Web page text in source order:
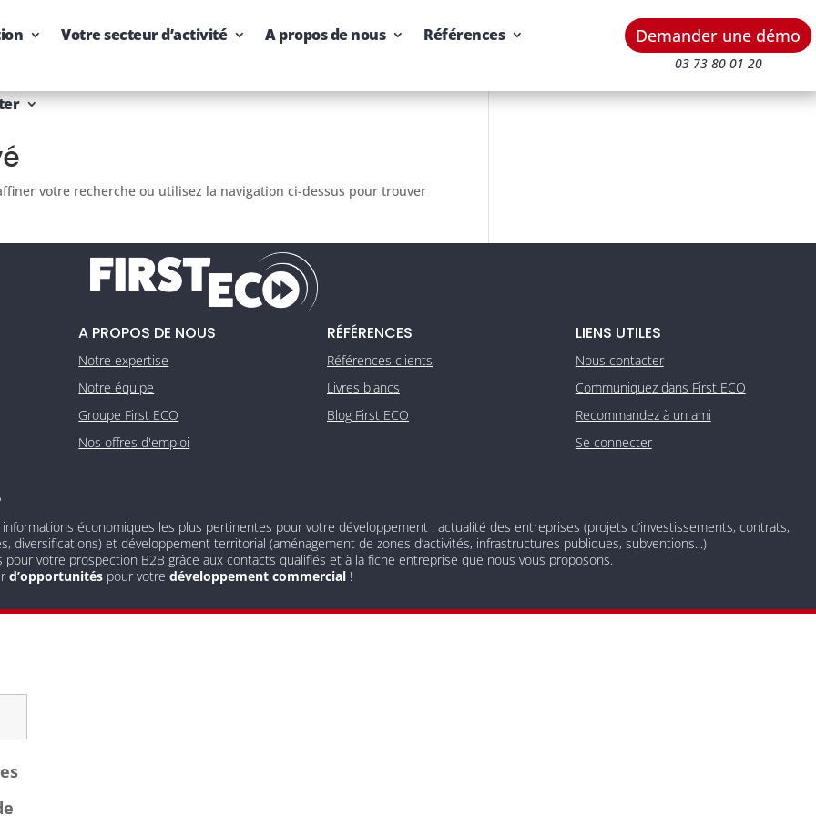
Votre secteur d’activité A propos de nous Références Demander une démo
03 73 80 01 20
votre recherche ou utilisez la navigation ci-dessus pour trouver
A PROPOS DE NOUS
Notre expertise
Notre équipe
Groupe First ECO
Nos offres d'emploi
RÉFÉRENCES
Références clients
Livres blancs
Blog First ECO
LIENS UTILES
Nous contacter
Communiquez dans First ECO
Recommandez à un ami
Se connecter
économiques les plus pertinentes pour votre développement : actualité des entreprises (projets d’investissements, contrats,
diversifications) et développement territorial (aménagement de zones d’activités, infrastructures publiques, subventions...)
votre prospection B2B grâce aux contacts qualifiés et à la fiche entreprise que nous vous proposons.
d’opportunités pour votre développement commercial !